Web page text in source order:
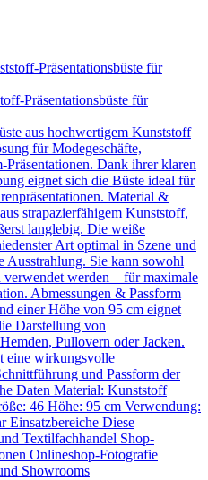
Präsentationsbüste für
aus hochwertigem Kunststoff
für Modegeschäfte,
Dank ihrer klaren
eignet sich die Büste ideal für
Material &
strapazierfähigem Kunststoff,
langlebig. Die weiße
Art optimal in Szene und
Ausstrahlung. Sie kann sowohl
werden – für maximale
Abmessungen & Passform
einer Höhe von 95 cm eignet
Darstellung von
Pullovern oder Jacken.
eine wirkungsvolle
und Passform der
Daten Material: Kunststoff
46 Höhe: 95 cm Verwendung:
Einsatzbereiche Diese
Textilfachhandel Shop-
Onlineshop-Fotografie
Showrooms